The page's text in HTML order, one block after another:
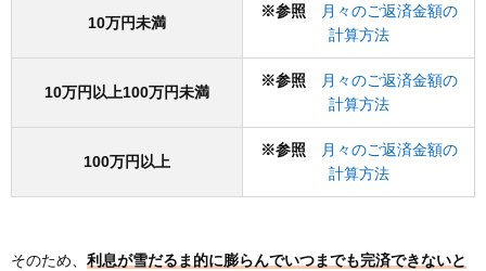
10万円未満
※参照
月々のご返済金額の
計算方法
10万円以上100万円未満
※参照
月々のご返済金額の
計算方法
100万円以上
※参照
月々のご返済金額の
計算方法
そのため、 利息が雪だるま的に膨らんでいつまでも完済できないと